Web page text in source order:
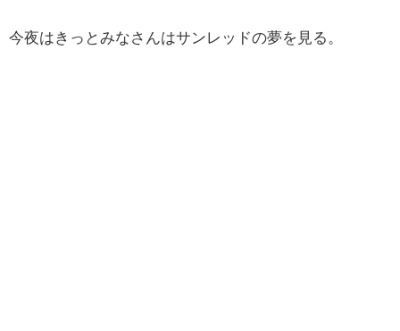
今夜はきっとみなさんはサンレッドの夢を見る。